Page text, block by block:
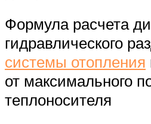
Формула расчета
гидравлического
системы отопления
от максимального
теплоносителя